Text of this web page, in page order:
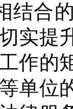
结合
实提
作的
单位